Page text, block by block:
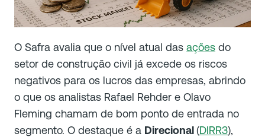
O Safra avalia que o nível atual das ações do
setor de construção civil já excede os riscos
negativos para os lucros das empresas, abrindo
o que os analistas Rafael Rehder e Olavo
Fleming chamam de bom ponto de entrada no
segmento. O destaque é a Direcional(DIRR3),